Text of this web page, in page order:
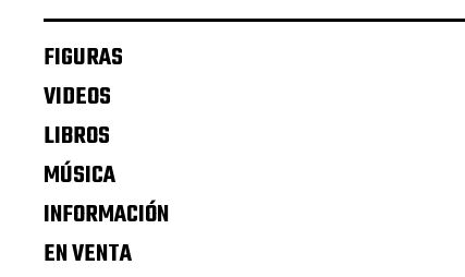
FIGURAS
VIDEOS
LIBROS
MÚSICA
INFORMACIÓN
EN VENTA